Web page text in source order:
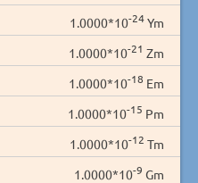
1.0000*10-24Ym
1.0000*10-21 Zm
1.0000*10-18 Em
1.0000*10-15 Pm
1.0000*10-12 Tm
1.0000*10-9 Gm